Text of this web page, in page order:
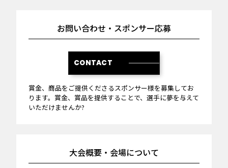
お問い合わせ・スポンサー応募
CONTACT
賞金、商品をご提供くださるスポンサー様を募集してお
ります。賞金、賞品を提供することで、選手に夢を与えて
いただけませんか?
大会概要・会場について